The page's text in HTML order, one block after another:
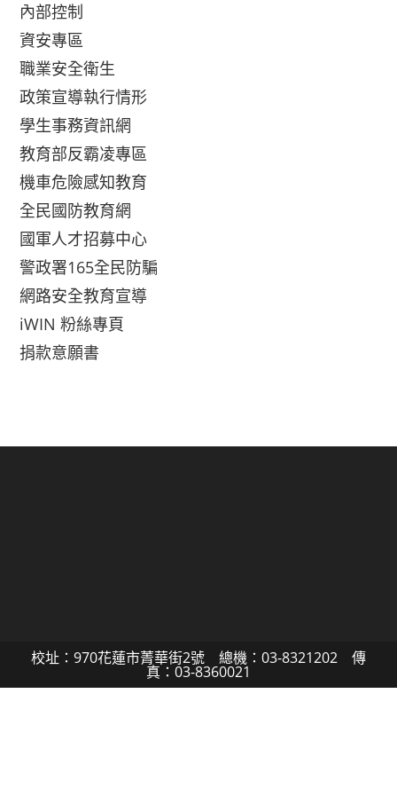
內部控制
資安專區
職業安全衛生
政策宣導執行情形
學生事務資訊網
教育部反霸凌專區
機車危險感知教育
全民國防教育網
國軍人才招募中心
警政署165全民防騙
網路安全教育宣導
iWIN 粉絲專頁
捐款意願書
校址：970花蓮市菁華街2號 總機：03-8321202 傳
真：03-8360021